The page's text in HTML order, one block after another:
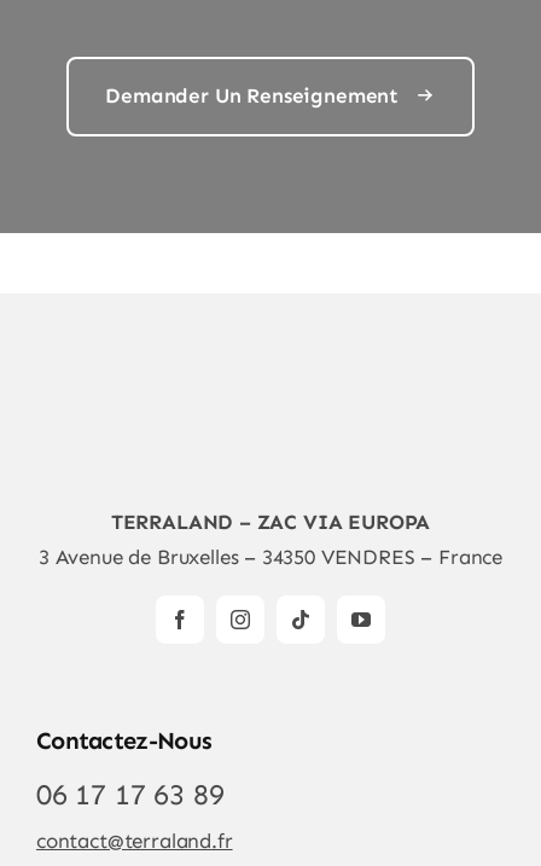
Demander Un Renseignement
TERRALAND – ZAC VIA EUROPA
3 Avenue de Bruxelles – 34350 VENDRES – France
Contactez-Nous
06 17 17 63 89
contact@terraland.fr